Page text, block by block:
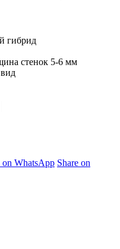
гибрид
стенок 5-6 мм
on WhatsAppShare
Share on